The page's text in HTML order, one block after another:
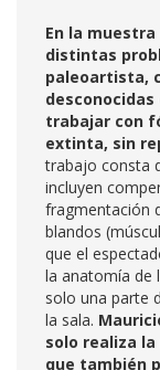
En la
distintas
paleoartista,
trabajar con
extinta, sin
trabajo consta
incluyen
fragmentación
blandos
que el
la anatomía de
solo una parte
la sala.
solo realiza
que también